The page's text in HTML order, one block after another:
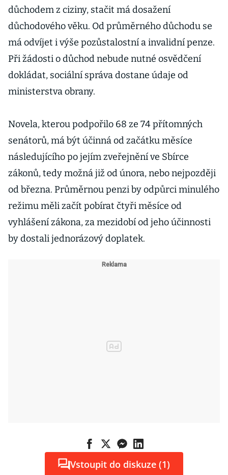
důchodem z ciziny, stačit má dosažení
důchodového věku. Od průměrného důchodu se
má odvíjet i výše pozůstalostní a invalidní penze.
Při žádosti o důchod nebude nutné osvědčení
dokládat, sociální správa dostane údaje od
ministerstva obrany.
Novela, kterou podpořilo 68 ze 74 přítomných
senátorů, má být účinná od začátku měsíce
následujícího po jejím zveřejnění ve Sbírce
zákonů, tedy možná již od února, nebo nejpozději
od března. Průměrnou penzi by odpůrci minulého
režimu měli začít pobírat čtyři měsíce od
vyhlášení zákona, za mezidobí od jeho účinnosti
by dostali jednorázový doplatek.
Vstoupit do diskuze (1)